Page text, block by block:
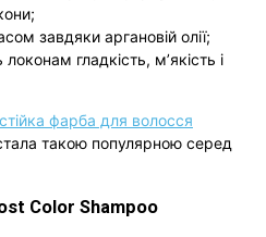
завдяки аргановій олії;
гладкість, м’якість і
стійка фарба для волосся
такою популярною серед
Color Shampoo